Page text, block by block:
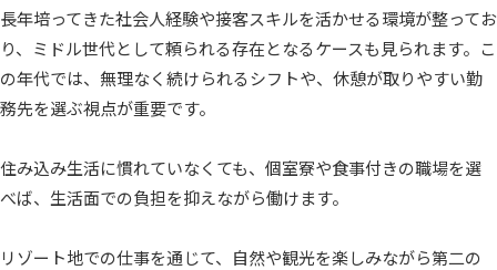
長年培ってきた社会人経験や接客スキルを活かせる環境が整ってお
り、ミドル世代として頼られる存在となるケースも見られます。こ
の年代では、無理なく続けられるシフトや、休憩が取りやすい勤
務先を選ぶ視点が重要です。
住み込み生活に慣れていなくても、個室寮や食事付きの職場を選
べば、生活面での負担を抑えながら働けます。
リゾート地での仕事を通じて、自然や観光を楽しみながら第二の